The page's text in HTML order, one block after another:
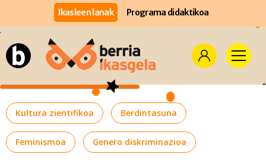
Ikasleen lanak Programa didaktikoa
Kultura zientifikoa Berdintasuna
Feminismoa Genero diskriminazioa